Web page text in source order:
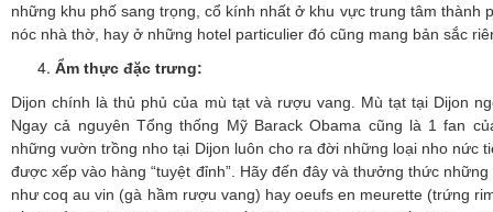
những khu phố sang trọng, cổ kính nhất ở khu vực trung tâm thành
nóc nhà thờ, hay ở những hotel particulier đó cũng mang bản sắc
Ẩm thực đặc trưng:
Dijon chính là thủ phủ của mù tạt và rượu vang. Mù tạt tại Dijon
Ngay cả nguyên Tổng thống Mỹ Barack Obama cũng là 1 fan
những vườn trồng nho tại Dijon luôn cho ra đời những loại nho nức
được xếp vào hàng “tuyệt đỉnh”. Hãy đến đây và thưởng thức
như coq au vin (gà hầm rượu vang) hay oeufs en meurette (trứng